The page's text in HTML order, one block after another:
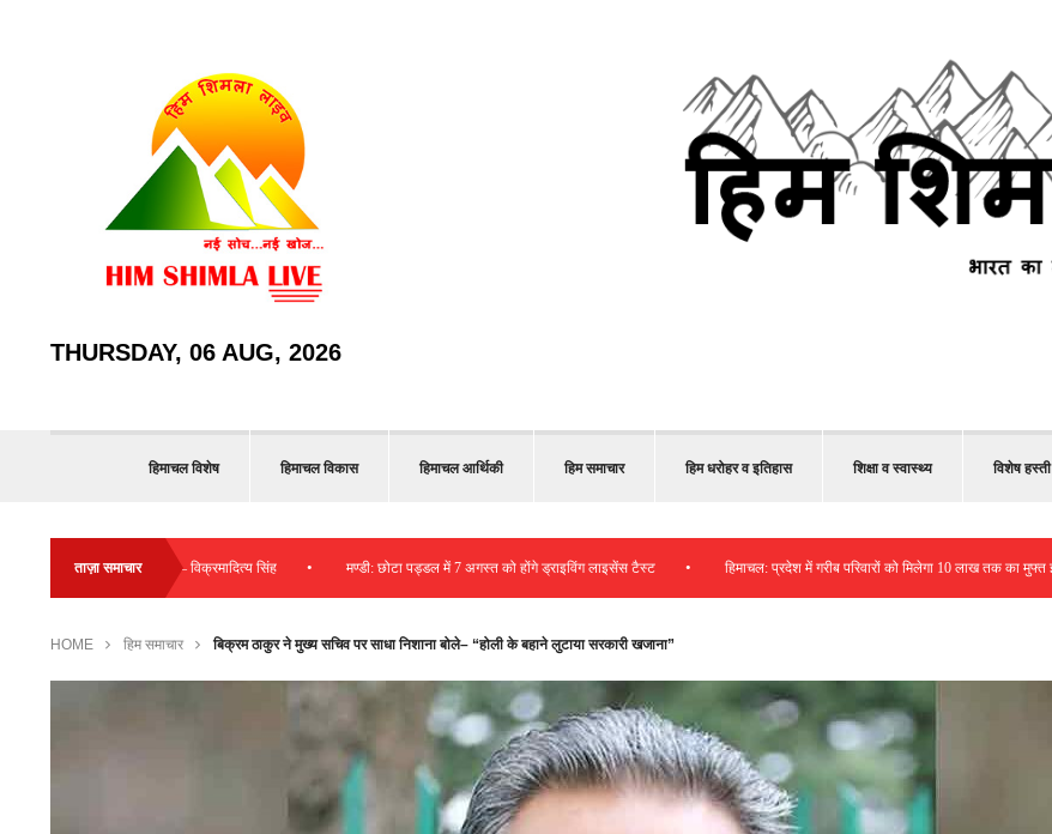
THURSDAY, 06 AUG, 2026
हिमाचल विशेष हिमाचल विकास हिमाचल आर्थिकी हिम समाचार हिम धरोहर व इतिहास शिक्षा व स्वास्थ्य विशेष हस्ती
ताज़ा समाचार
राशि की जा रही व्यय – विक्रमादित्य सिंह • मण्डी: छोटा पड्डल में 7 अगस्त को होंगे ड्राइविंग लाइसेंस टैस्ट • हिमाचल: प्रदेश में गरीब परिवारों को मिलेगा 10 लाख तक का मुफ्त इलाज
HOME हिम समाचार बिक्रम ठाकुर ने मुख्य सचिव पर साधा निशाना बोले– “होली के बहाने लुटाया सरकारी खजाना”